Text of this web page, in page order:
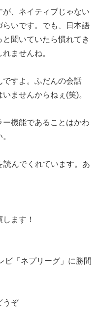
、ネイティブじゃない
いです。でも、日本語
聞いていたら慣れてき
ませんね。
すよ。ふだんの会話
ませんからねぇ(笑)。
機能であることはかわ
んでくれています。あ
ます！
ビ「ネプリーグ」に勝間
うぞ